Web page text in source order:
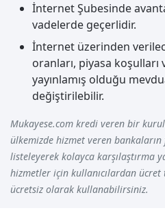
İnternet Şubesinde
vadelerde geçerlidir.
İnternet üzerinden
oranları, piyasa koşulları
yayınlamış olduğu
değiştirilebilir.
Mukayese.com kredi veren bir
ülkemizde hizmet veren
listeleyerek kolayca karşılaştırma
hizmetler için kullanıcılardan
ücretsiz olarak kullanabilirsiniz.